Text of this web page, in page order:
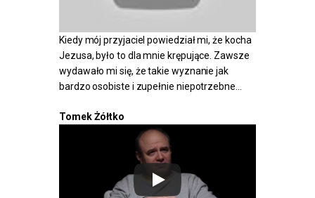
Kiedy mój przyjaciel powiedział mi, że kocha
Jezusa, było to dla mnie krępujące. Zawsze
wydawało mi się, że takie wyznanie jak
bardzo osobiste i zupełnie niepotrzebne…
Tomek Żółtko